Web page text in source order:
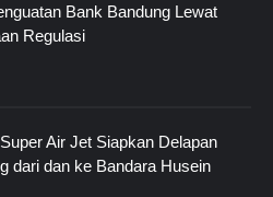
Bank Bandung Lewat
Regulasi
Air Jet Siapkan Delapan
dari dan ke Bandara Husein